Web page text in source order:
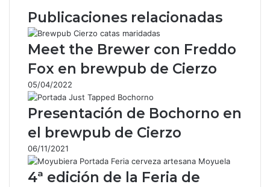
b
o
o
k
s
A
p
p
g
m
a
i
r
o
r
c
o
r
e
o
Publicaciones relacionadas
Meet the Brewer con Freddo
Fox en brewpub de Cierzo
05/04/2022
Presentación de Bochorno en
el brewpub de Cierzo
06/11/2021
4ª edición de la Feria de